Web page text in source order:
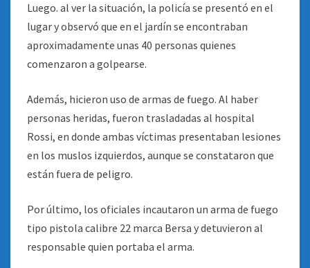
Luego. al ver la situación, la policía se presentó en el
lugar y observó que en el jardín se encontraban
aproximadamente unas 40 personas quienes
comenzaron a golpearse.
Además, hicieron uso de armas de fuego. Al haber
personas heridas, fueron trasladadas al hospital
Rossi, en donde ambas víctimas presentaban lesiones
en los muslos izquierdos, aunque se constataron que
están fuera de peligro.
Por último, los oficiales incautaron un arma de fuego
tipo pistola calibre 22 marca Bersa y detuvieron al
responsable quien portaba el arma.